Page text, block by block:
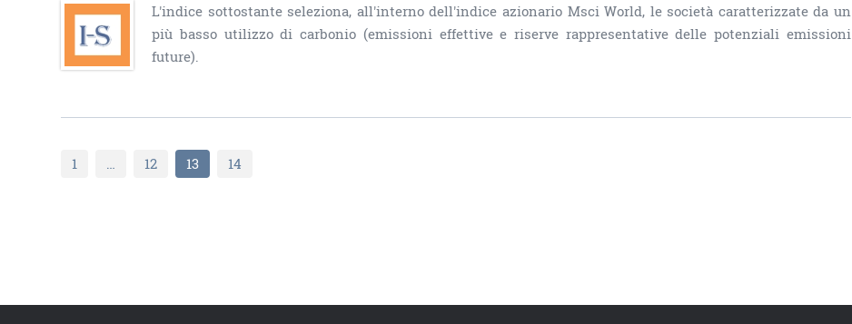
L'indice sottostante seleziona, all'interno dell'indice azionario Msci World, le società caratterizzate da un
più basso utilizzo di carbonio (emissioni effettive e riserve rappresentative delle potenziali emissioni
future).
1 … 12 13 14